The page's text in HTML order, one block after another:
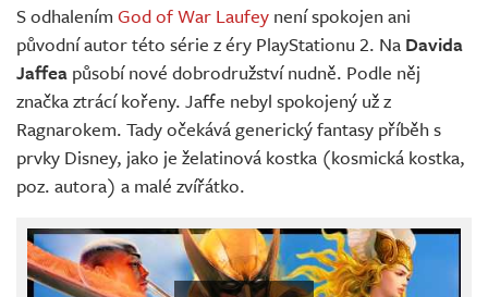
S odhalením God of War Laufey není spokojen ani
původní autor této série z éry PlayStationu 2. Na Davida
Jaffea působí nové dobrodružství nudně. Podle něj
značka ztrácí kořeny. Jaffe nebyl spokojený už z
Ragnarokem. Tady očekává generický fantasy příběh s
prvky Disney, jako je želatinová kostka (kosmická kostka,
poz. autora) a malé zvířátko.